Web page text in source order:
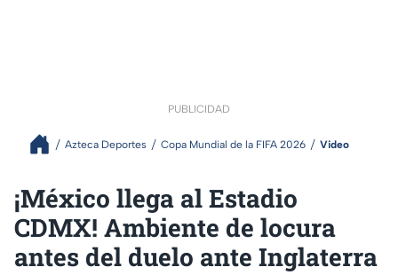
PUBLICIDAD
Azteca Deportes Copa Mundial de la FIFA 2026 Video
¡México llega al Estadio
CDMX! Ambiente de locura
antes del duelo ante Inglaterra